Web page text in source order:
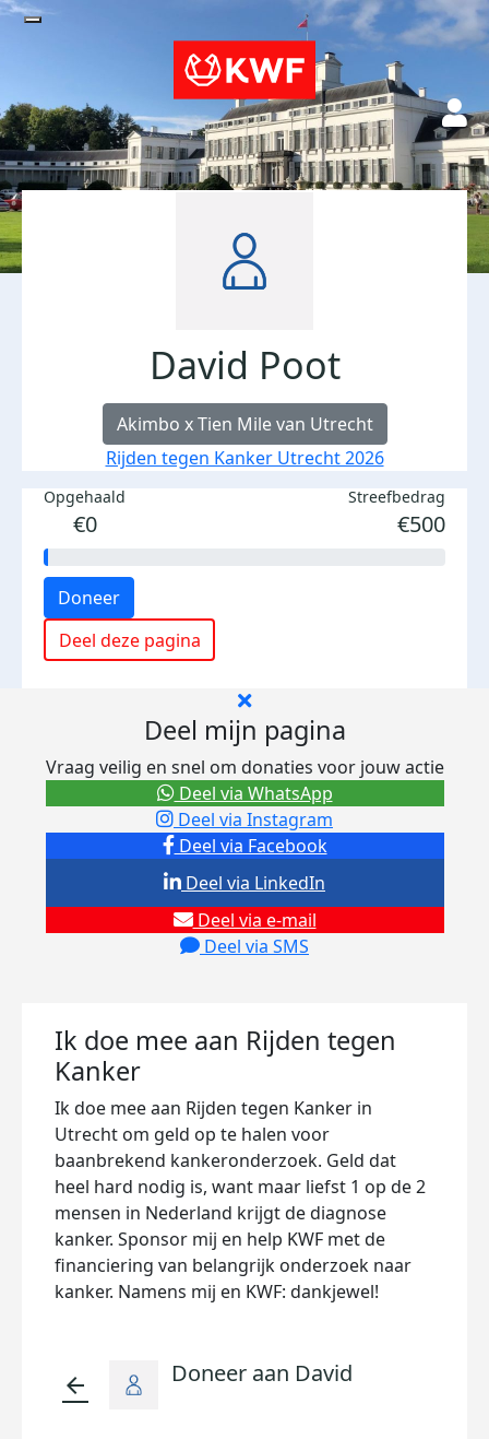
David Poot
Akimbo x Tien Mile van Utrecht
Rijden tegen Kanker Utrecht 2026
Opgehaald
€0
Streefbedrag
€500
Doneer
Deel deze pagina
Deel mijn pagina
Vraag veilig en snel om donaties voor jouw actie
Deel via Facebook
Deel via Instagram
Deel via e-mail
Deel via SMS
Deel via LinkedIn
Deel via WhatsApp
Ik doe mee aan Rijden tegen
Kanker
Ik doe mee aan Rijden tegen Kanker in
Utrecht om geld op te halen voor
baanbrekend kankeronderzoek. Geld dat
heel hard nodig is, want maar liefst 1 op de 2
mensen in Nederland krijgt de diagnose
kanker. Sponsor mij en help KWF met de
financiering van belangrijk onderzoek naar
kanker. Namens mij en KWF: dankjewel!
arrow_back Doneer aan David